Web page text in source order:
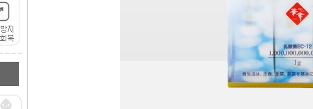
가
소